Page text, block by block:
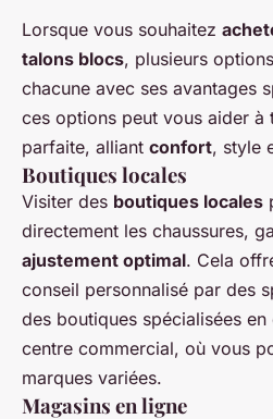
Lorsque vous souhaitez
talons blocs, plusieurs
chacune avec ses avantages
ces options peut vous aider à
parfaite, alliant confort, style
Boutiques locales
Visiter des boutiques locales
directement les chaussures,
ajustement optimal. Cela
conseil personnalisé par des
des boutiques spécialisées
centre commercial, où vous
marques variées.
Magasins en ligne